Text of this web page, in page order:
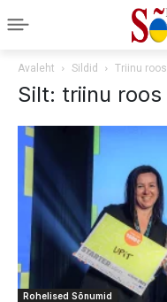
Avaleht Sildid Triinu roos
Silt: triinu roos
Rohelised Sõnumid